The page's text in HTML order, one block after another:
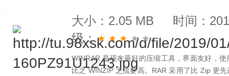
大小：2.05 MB
时间：
级：
WINRAR 是现在最好的压缩工具，界面友好，
比之 WINZIP 之流要高。RAR 采用了比 Zip 更